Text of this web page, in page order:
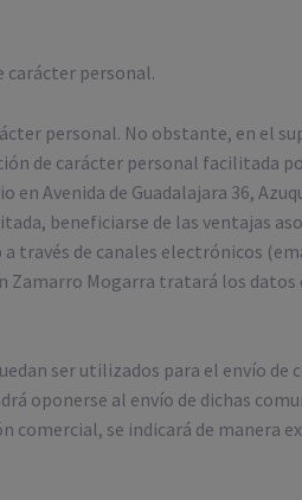
carácter personal.
personal. No obstante, en el
de carácter personal facilitada
Avenida de Guadalajara 36,
beneficiarse de las ventajas
través de canales electrónicos
Zamarro Mogarra tratará los
ser utilizados para el envío de
oponerse al envío de dichas
comercial, se indicará de manera